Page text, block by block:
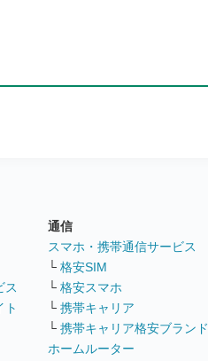
ス
ト
通信
スマホ・携帯通信サービス
└ 格安SIM
└ 格安スマホ
└ 携帯キャリア
└ 携帯キャリア格安ブランド
ホームルーター